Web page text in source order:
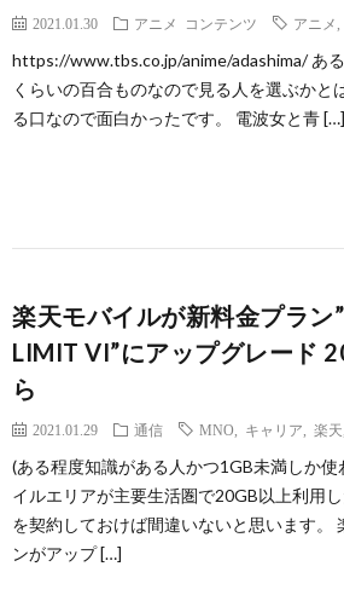
2021.01.30 アニメ コンテンツ アニメ
https://www.tbs.co.jp/anime/adashima/ あ
くらいの百合ものなので見る人を選ぶかと
る口なので面白かったです。 電波女と青 […]
楽天モバイルが新料金プラン
LIMIT VI”にアップグレード
ら
2021.01.29 通信 MNO キャリア 楽天
(ある程度知識がある人かつ1GB未満しか
イルエリアが主要生活圏で20GB以上利用
を契約しておけば間違いないと思います。
ンがアップ […]